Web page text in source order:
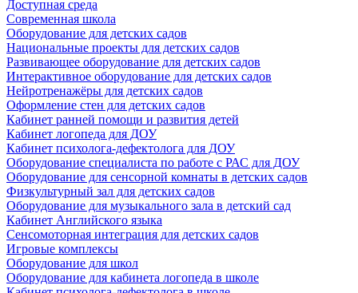
Доступная среда
Современная школа
Оборудование для детских садов
Национальные проекты для детских садов
Развивающее оборудование для детских садов
Интерактивное оборудование для детских садов
Нейротренажёры для детских садов
Оформление стен для детских садов
Кабинет ранней помощи и развития детей
Кабинет логопеда для ДОУ
Кабинет психолога-дефектолога для ДОУ
Оборудование специалиста по работе с РАС для ДОУ
Оборудование для сенсорной комнаты в детских садов
Физкультурный зал для детских садов
Оборудование для музыкального зала в детский сад
Кабинет Английского языка
Сенсомоторная интеграция для детских садов
Игровые комплексы
Оборудование для школ
Оборудование для кабинета логопеда в школе